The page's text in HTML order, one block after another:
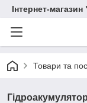
Інтернет-
Товари та